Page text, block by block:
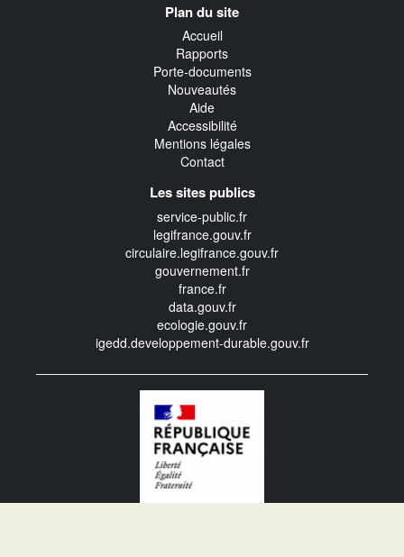
Plan du site
Accueil
Rapports
Porte-documents
Nouveautés
Aide
Accessibilité
Mentions légales
Contact
Les sites publics
service-public.fr
legifrance.gouv.fr
circulaire.legifrance.gouv.fr
gouvernement.fr
france.fr
data.gouv.fr
ecologie.gouv.fr
igedd.developpement-durable.gouv.fr